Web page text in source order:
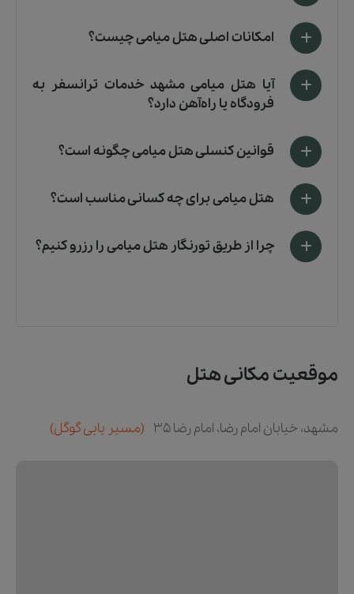
امکانات اصلی هتل میامی چیست؟
آیا هتل میامی مشهد خدمات ترانسفر به
فرودگاه یا راه‌آهن دارد؟
قوانین کنسلی هتل میامی چگونه است؟
هتل میامی برای چه کسانی مناسب است؟
چرا از طریق تورنگار هتل میامی را رزرو کنیم؟
موقعیت مکانی هتل
مشهد، خیابان امام رضا، امام رضا 35 (مسیر یابی گوگل)